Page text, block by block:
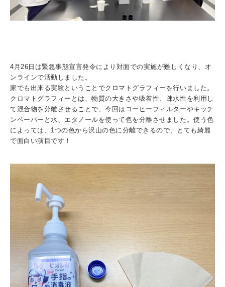
4月26日は緊急事態宣言発令により対面での実施が難しくなり、オ
ンラインで活動しました。
家でも出来る実験ということでクロマトグラフィーを行いました。
クロマトグラフィーとは、物質の大きさや吸着性、疎水性を利用し
て混合物を分離させることで、今回はコーヒーフィルターやキッチ
ンペーパーと水、エタノールを使って色を分離させました。使う色
によっては、1つの色から沢山の色に分離できるので、とても綺麗
で面白い演目です！